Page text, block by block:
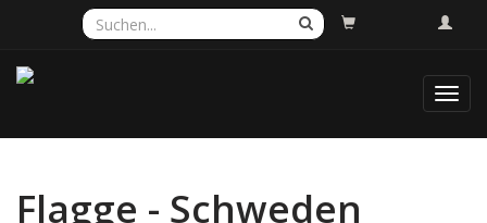
Flagge - Schweden